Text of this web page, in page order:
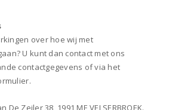
over hoe wij met
U kunt dan contact met ons
contactgegevens of via het
De Zeiler 38, 1991 ME VELSERBROEK.